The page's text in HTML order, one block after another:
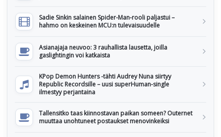
Sadie Sinkin salainen Spider-Man-rooli paljastui –
hahmo on keskeinen MCU:n tulevaisuudelle
Asianajaja neuvoo: 3 rauhallista lausetta, joilla
gaslightingin voi katkaista
KPop Demon Hunters -tähti Audrey Nuna siirtyy
Republic Recordsille – uusi superHuman-single
ilmestyy perjantaina
Tallensitko taas kiinnostavan paikan someen? Outernet
muuttaa unohtuneet postaukset menovinkeiksi